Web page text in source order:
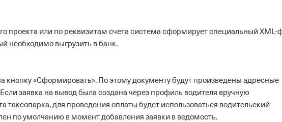
проекта или по реквизитам счета система сформирует специальный XML-
необходимо выгрузить в банк.
кнопку «Сформировать». По этому документу будут произведены адресные
Если заявка на вывод была создана через профиль водителя вручную
таксопарка, для проведения оплаты будет использоваться водительский
по умолчанию в момент добавления заявки в ведомость.